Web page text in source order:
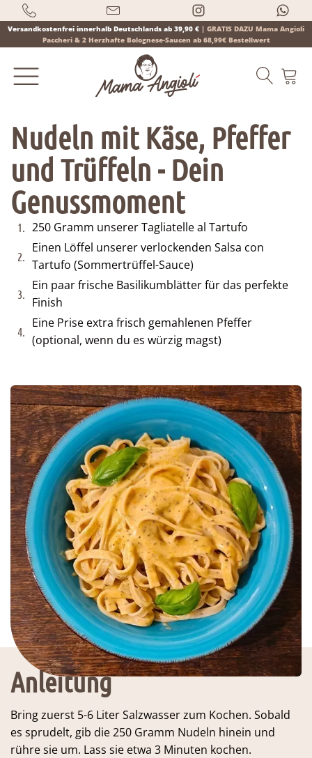
Versandkostenfrei innerhalb Deutschlands ab 39,90 € | GRATIS DAZU Mama Angioli
Paccheri & 2 Herzhafte Bolognese-Saucen ab 68,99€ Bestellwert
Products
search
Nudeln mit Käse, Pfeffer
und Trüffeln - Dein
Genussmoment
1. 250 Gramm unserer Tagliatelle al Tartufo
2.
Einen Löffel unserer verlockenden Salsa con
Tartufo (Sommertrüffel-Sauce)
3.
Ein paar frische Basilikumblätter für das perfekte
Finish
4.
Eine Prise extra frisch gemahlenen Pfeffer
(optional, wenn du es würzig magst)
Anleitung
Bring zuerst 5-6 Liter Salzwasser zum Kochen. Sobald
es sprudelt, gib die 250 Gramm Nudeln hinein und
rühre sie um. Lass sie etwa 3 Minuten kochen.